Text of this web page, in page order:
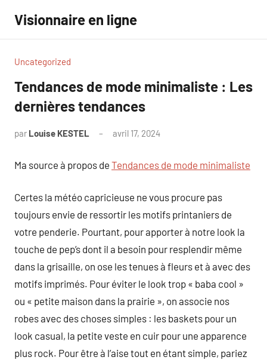
contenu
Visionnaire en ligne
Uncategorized
Tendances de mode minimaliste : Les
dernières tendances
par Louise KESTEL avril 17, 2024
Ma source à propos de Tendances de mode minimaliste
Certes la météo capricieuse ne vous procure pas
toujours envie de ressortir les motifs printaniers de
votre penderie. Pourtant, pour apporter à notre look la
touche de pep’s dont il a besoin pour resplendir même
dans la grisaille, on ose les tenues à fleurs et à avec des
motifs imprimés. Pour éviter le look trop « baba cool »
ou « petite maison dans la prairie », on associe nos
robes avec des choses simples : les baskets pour un
look casual, la petite veste en cuir pour une apparence
plus rock. Pour être à l’aise tout en étant simple, pariez